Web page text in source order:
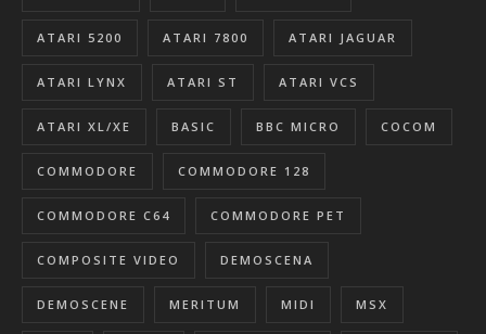
ATARI 5200 ATARI 7800 ATARI JAGUAR
ATARI LYNX ATARI ST ATARI VCS
ATARI XL/XE BASIC BBC MICRO COCOM
COMMODORE COMMODORE 128
COMMODORE C64 COMMODORE PET
COMPOSITE VIDEO DEMOSCENA
DEMOSCENE MERITUM MIDI MSX